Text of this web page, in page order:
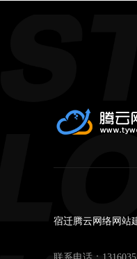
宿迁腾云网络网站